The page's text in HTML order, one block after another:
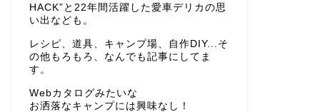
HACK”と22年間活躍した愛車デリカの思
い出なども。
レシピ、道具、キャンプ場、自作DIY...そ
の他もろもろ、なんでも記事にしてま
す。
Webカタログみたいな
お洒落なキャンプには興味なし！